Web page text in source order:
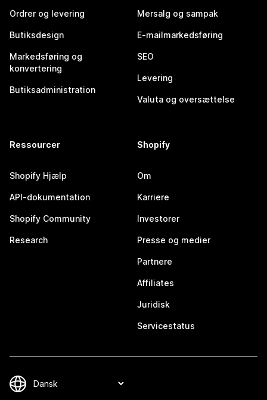
Ordrer og levering
Butiksdesign
Markedsføring og
konvertering
Butiksadministration
Mersalg og sampak
E-mailmarkedsføring
SEO
Levering
Valuta og oversættelse
Ressourcer
Shopify Hjælp
API-dokumentation
Shopify Community
Research
Shopify
Om
Karriere
Investorer
Presse og medier
Partnere
Affiliates
Juridisk
Servicestatus